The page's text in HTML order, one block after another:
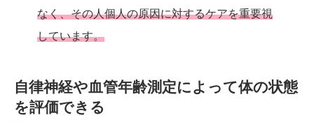
なく、その人個人の原因に対するケアを重要視
しています。
自律神経や血管年齢測定によって体の状態
を評価できる